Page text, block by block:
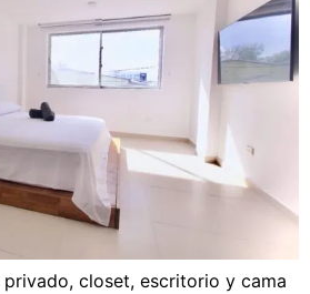
closet, escritorio y cama